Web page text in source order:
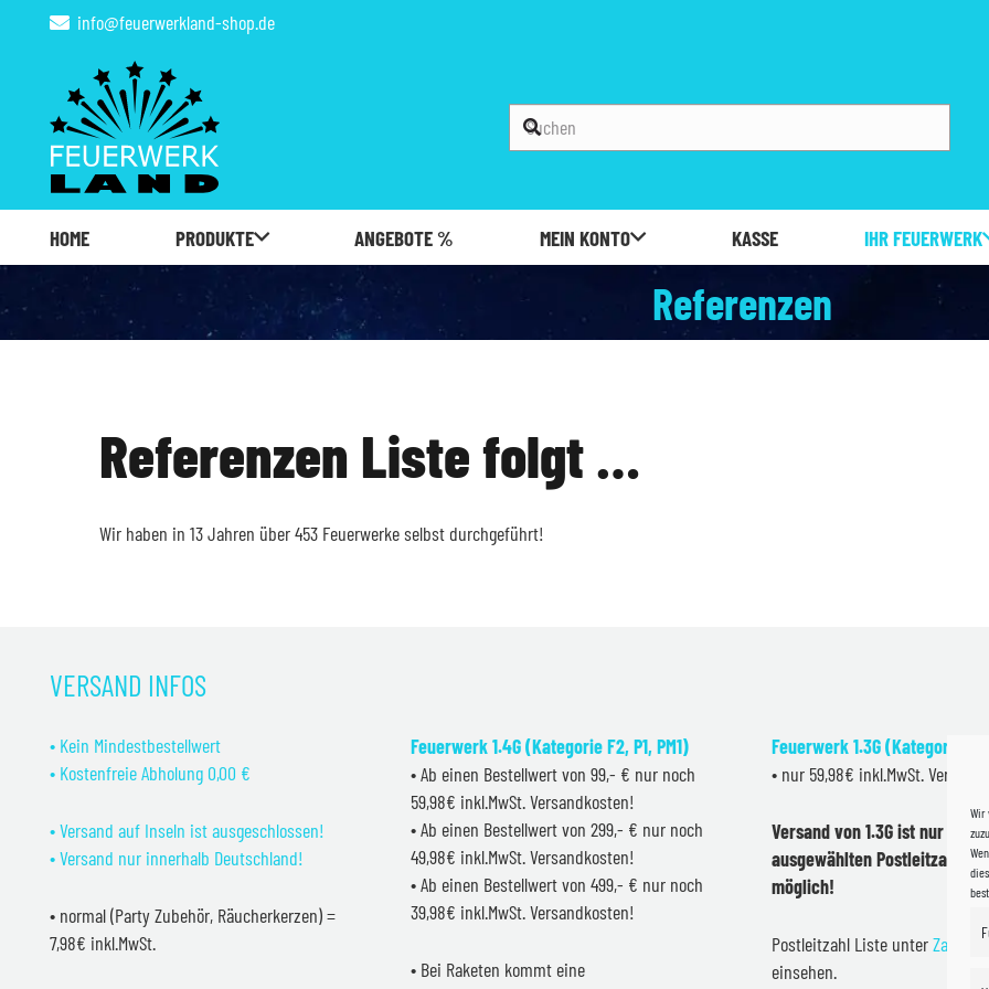
Wir
info@feuerwerkland-shop.de
HOME PRODUKTE ANGEBOTE % MEIN KONTO KASSE IHR FEUERWERK
Referenzen
Referenzen Liste folgt …
Wir haben in 13 Jahren über 453 Feuerwerke selbst durchgeführt!
VERSAND INFOS
• Kein Mindestbestellwert
• Kostenfreie Abholung 0,00 €
• Versand auf Inseln ist ausgeschlossen!
• Versand nur innerhalb Deutschland!
• normal (Party Zubehör, Räucherkerzen) =
7,98€ inkl.MwSt.
Feuerwerk 1.4G (Kategorie F2, P1, PM1)
• Ab einen Bestellwert von 99,- € nur noch
59,98€ inkl.MwSt. Versandkosten!
• Ab einen Bestellwert von 299,- € nur noch
49,98€ inkl.MwSt. Versandkosten!
• Ab einen Bestellwert von 499,- € nur noch
39,98€ inkl.MwSt. Versandkosten!
• Bei Raketen kommt eine
Feuerwerk 1.3G (Kategorie F2)
• nur 59,98€ inkl.MwSt.
Versand von 1.3G ist nur
ausgewählten Postleitzahlen
möglich!
Postleitzahl Liste unter
einsehen.